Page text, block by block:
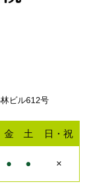
ビル612号
金 土 日・祝
● ● ×